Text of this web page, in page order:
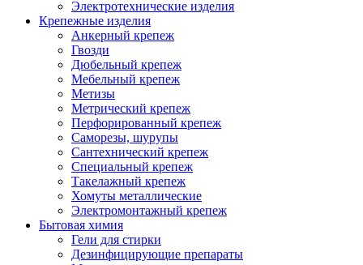
Электротехнические изделия
Крепежные изделия
Анкерный крепеж
Гвозди
Дюбельный крепеж
Мебельный крепеж
Метизы
Метрический крепеж
Перфорированный крепеж
Саморезы, шурупы
Сантехнический крепеж
Специальный крепеж
Такелажный крепеж
Хомуты металлические
Электромонтажный крепеж
Бытовая химия
Гели для стирки
Дезинфицирующие препараты